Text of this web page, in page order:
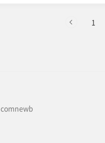
1
comnewb